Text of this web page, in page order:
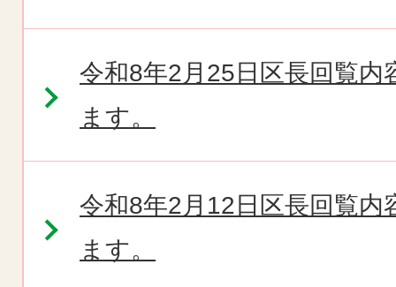
令和8年2月25日区長回覧
ます。
令和8年2月12日区長回覧
ます。